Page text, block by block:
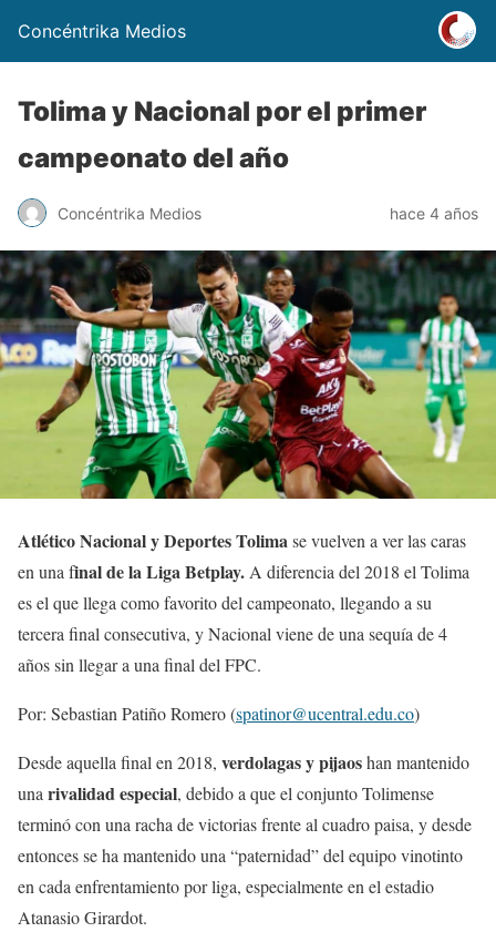
Concéntrika Medios
Tolima y Nacional por el primer
campeonato del año
Concéntrika Medios hace 4 años
Atlético Nacional y Deportes Tolimase vuelven a ver las caras
en una final de la Liga Betplay. A diferencia del 2018 el Tolima
es el que llega como favorito del campeonato, llegando a su
tercera final consecutiva, y Nacional viene de una sequía de 4
años sin llegar a una final del FPC.
Por: Sebastian Patiño Romero (spatinor@ucentral.edu.co)
Desde aquella final en 2018, verdolagas y pijaoshan mantenido
una rivalidad especial, debido a que el conjunto Tolimense
terminó con una racha de victorias frente al cuadro paisa, y desde
entonces se ha mantenido una “paternidad” del equipo vinotinto
en cada enfrentamiento por liga, especialmente en el estadio
Atanasio Girardot.